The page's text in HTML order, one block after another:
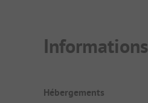
Informations
Hébergements